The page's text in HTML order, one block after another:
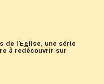
de l'Église, une série
à redécouvrir sur